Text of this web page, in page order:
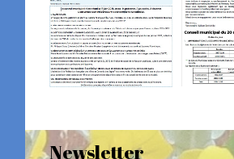
Newsletter